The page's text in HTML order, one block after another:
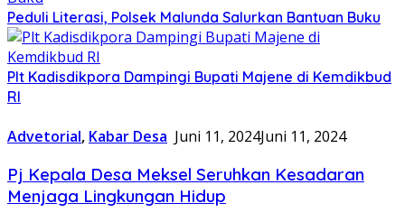
Peduli Literasi, Polsek Malunda Salurkan Bantuan Buku
Plt Kadisdikpora Dampingi Bupati Majene di Kemdikbud
RI
Advetorial, Kabar Desa Juni 11, 2024Juni 11, 2024
Pj Kepala Desa Meksel Seruhkan Kesadaran
Menjaga Lingkungan Hidup